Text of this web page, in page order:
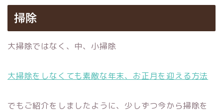
掃除
大掃除ではなく、中、小掃除
大掃除をしなくても素敵な年末、お正月を迎える方法
でもご紹介をしましたように、少しずつ今から掃除を